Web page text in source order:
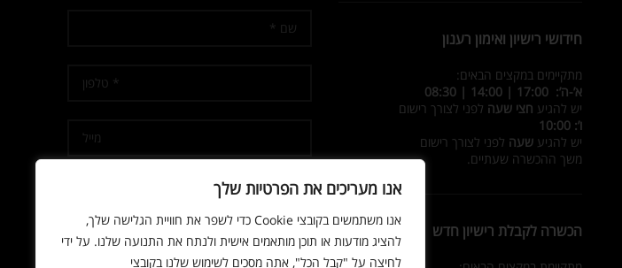
אנו מעריכים את הפרטיות שלך
אנו משתמשים בקובצי Cookie כדי לשפר את חוויית הגלישה שלך,
להציג מודעות או תוכן מותאמים אישית ולנתח את התנועה שלנו. על ידי
לחיצה על "קבל הכל", אתה מסכים לשימוש שלנו בקובצי
חידושי רישיון ואימון רענון
מתקיימים במקצים הבאים:
א’-ה’: 17:00 | 14:00 | 08:30
יש להגיע חצי שעה לפני לצורך רישום
ו’: 10:00
יש להגיע שעה לפני לצורך רישום
משך ההכשרה שעתיים.
הכשרה לקבלת רישיון חדש אני מאשר/ת קבלת דיוור